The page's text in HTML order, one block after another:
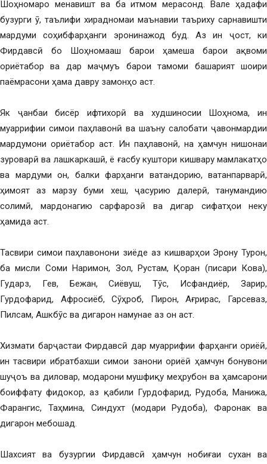
Шоҳномаро менавишт ва ба итмом мерасонд. Вале ҳадафи
бузурги ӯ, таълифи хирадномаи маънавии таъриху сарнавишти
мардуми соҳибфарҳанги эронинажод буд. Аз ин ҷост, ки
Фирдавсӣ бо Шоҳномааш барои ҳамеша барои ақвоми
ориётабор ва дар маҷмуъ барои тамоми башарият шоири
паёмрасони ҳама давру замонҳо аст.
Як ҷанбаи бисёр ифтихорӣ ва худшиносии Шоҳнома, ин
муаррифии симои паҳлавонӣ ва шаъну салобати ҷавонмардии
мардумони ориётабор аст. Ин паҳлавонӣ, на ҳамчун нишонаи
зуроварӣ ва лашкаркашӣ, ё ғасбу куштори кишвару мамлакатҳо
ва мардуми он, балки фарҳанги ватандорию, ватанпарварӣ,
ҳимоят аз марзу буми хеш, ҷасурию далерӣ, танумандию
солимӣ, мардонагию сарфарозӣ ва дигар сифатҳои неку
ҳамида аст.
Тасвири симои паҳлавонони зиёде аз кишварҳои Эрону Турон,
ба мисли Соми Наримон, Зол, Рустам, Қоран (писари Кова),
Гударз, Гев, Бежан, Сиёвуш, Тӯс, Исфандиёр, Зарир,
Гурдофарид, Афросиёб, Сӯҳроб, Пирон, Ағрирас, Гарсеваз,
Пилсам, Ашкбӯс ва дигарон намунае аз он аст.
Хизмати барҷастаи Фирдавсӣ дар муаррифии фарҳанги ориёӣ,
ин тасвири ибратбахши симои занони ориёӣ ҳамчун бонувони
шуҷоъ ва диловар, модарони мушфиқу меҳрубон ва ҳамсарони
боиффату фидокор, аз қабили Гурдофарид, Рудоба, Манижа,
Фарангис, Таҳмина, Синдухт (модари Рудоба), Фаронак ва
дигарон мебошад.
Шахсият ва бузургии Фирдавсӣ ҳамчун нобиғаи сухан ва